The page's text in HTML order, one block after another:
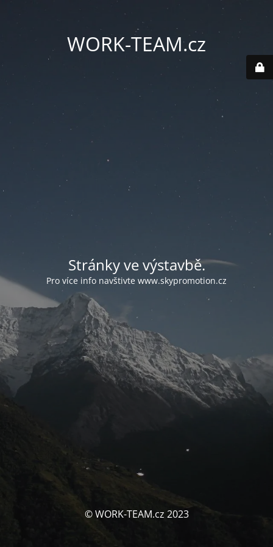
WORK-TEAM.cz
Stránky ve výstavbě.
Pro více info navštivte www.skypromotion.cz
© WORK-TEAM.cz 2023